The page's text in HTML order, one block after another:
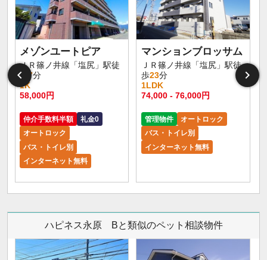
メゾンユートピア
ＪＲ篠ノ井線「塩尻」駅徒
歩
7分
1K
58,000円
仲介手数料半額
礼金0
オートロック
バス・トイレ別
インターネット無料
マンションブロッサム
ＪＲ篠ノ井線「塩尻」駅徒
歩23分
1LDK
74,000 - 76,000円
管理物件
オートロック
バス・トイレ別
インターネット無料
ハピネス永原 Bと類似のペット相談物件